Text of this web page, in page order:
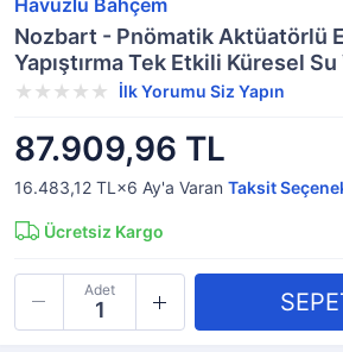
Havuzlu Bahçem
Nozbart - Pnömatik Aktüatörlü
Yapıştırma Tek Etkili Küresel Su
İlk Yorumu Siz Yapın
87.909,96 TL
16.483,12 TL×6 Ay'a Varan Taksit
Ücretsiz Kargo
Adet